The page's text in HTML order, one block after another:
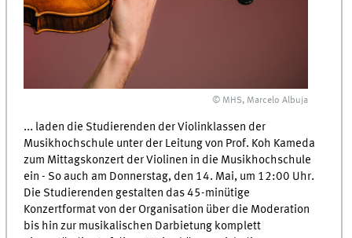
© MHS, Marcelo Albuja
... laden die Studierenden der Violinklassen der
Musikhochschule unter der Leitung von Prof. Koh Kameda
zum Mittagskonzert der Violinen in die Musikhochschule
ein - So auch am Donnerstag, den 14. Mai, um 12:00 Uhr.
Die Studierenden gestalten das 45-minütige
Konzertformat von der Organisation über die Moderation
bis hin zur musikalischen Darbietung komplett